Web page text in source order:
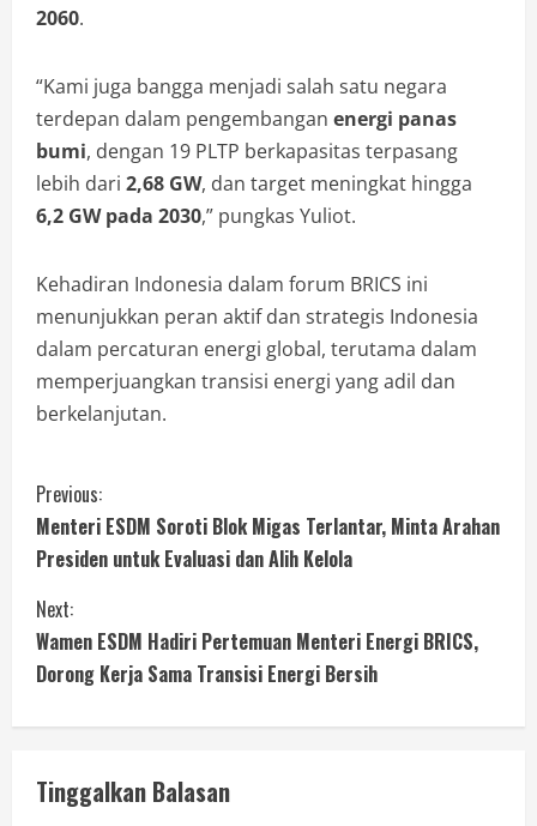
2060.
“Kami juga bangga menjadi salah satu negara
terdepan dalam pengembangan energi panas
bumi, dengan 19 PLTP berkapasitas terpasang
lebih dari 2,68 GW, dan target meningkat hingga
6,2 GW pada 2030,” pungkas Yuliot.
Kehadiran Indonesia dalam forum BRICS ini
menunjukkan peran aktif dan strategis Indonesia
dalam percaturan energi global, terutama dalam
memperjuangkan transisi energi yang adil dan
berkelanjutan.
Previous:
Menteri ESDM Soroti Blok Migas Terlantar, Minta Arahan
Presiden untuk Evaluasi dan Alih Kelola
Next:
Wamen ESDM Hadiri Pertemuan Menteri Energi BRICS,
Dorong Kerja Sama Transisi Energi Bersih
Tinggalkan Balasan